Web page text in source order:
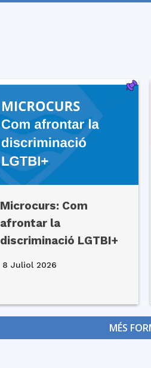
Microcurs: Com
afrontar la
discriminació LGTBI+
8 Juliol 2026
MÉS